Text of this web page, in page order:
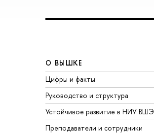
О ВЫШКЕ
Цифры и факты
Руководство и структура
Устойчивое развитие в НИУ ВШЭ
Преподаватели и сотрудники